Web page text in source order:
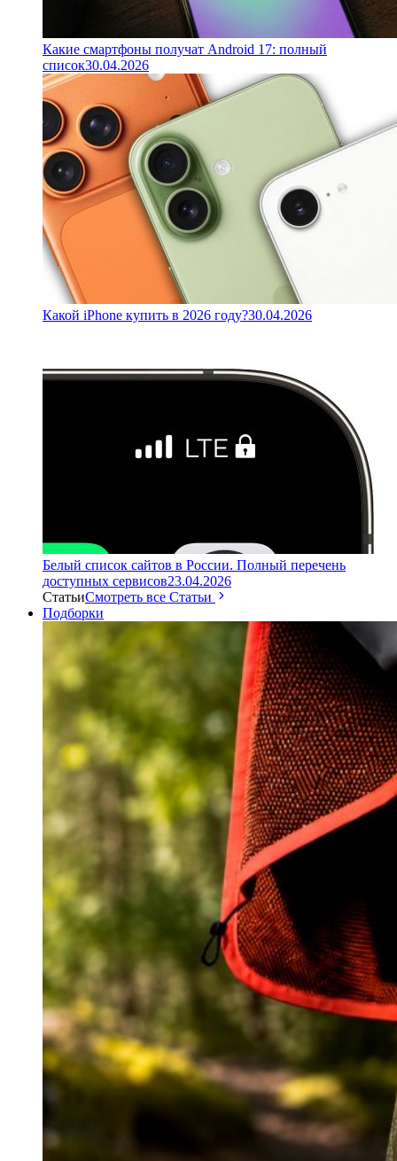
Какие смартфоны получат Android 17: полный
список30.04.2026
Какой iPhone купить в 2026 году?30.04.2026
Белый список сайтов в России. Полный перечень
доступных сервисов23.04.2026
СтатьиСмотреть все Статьи
Подборки